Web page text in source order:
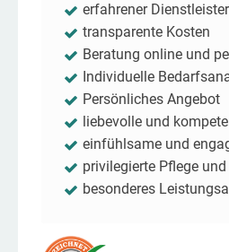
erfahrener
transparente Kosten
Beratung online und
Individuelle
Persönliches Angebot
liebevolle und
einfühlsame und
privilegierte Pflege
besonderes